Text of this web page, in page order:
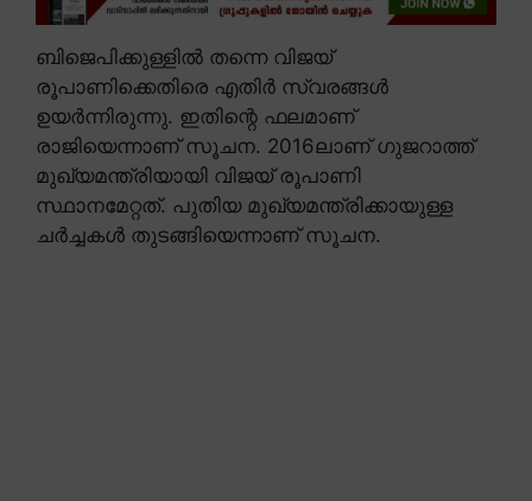
ബിജെപിക്കുള്ളിൽ തന്നെ വിജയ്
രൂപാണിക്കെതിരെ എതിർ സ്വരങ്ങൾ
ഉയർന്നിരുന്നു. ഇതിന്റെ ഫലമാണ്
രാജിയെന്നാണ് സൂചന. 2016ലാണ് ഗുജറാത്ത്
മുഖ്യമന്ത്രിയായി വിജയ് രൂപാണി
സ്ഥാനമേറ്റത്. പുതിയ മുഖ്യമന്ത്രിക്കായുള്ള
ചർച്ചകൾ തുടങ്ങിയെന്നാണ് സൂചന.